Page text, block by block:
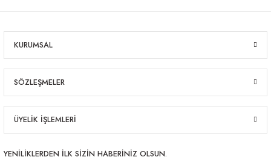
KURUMSAL
SÖZLEŞMELER
ÜYELİK İŞLEMLERİ
YENİLİKLERDEN İLK SİZİN HABERİNİZ OLSUN.